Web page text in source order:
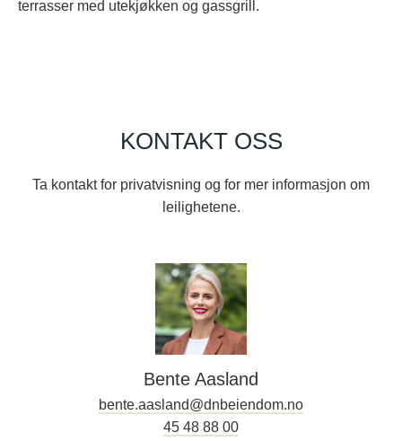
terrasser med utekjøkken og gassgrill.
KONTAKT OSS
Ta kontakt for privatvisning og for mer informasjon om
leilighetene.
Bente Aasland
bente.aasland@dnbeiendom.no
45 48 88 00